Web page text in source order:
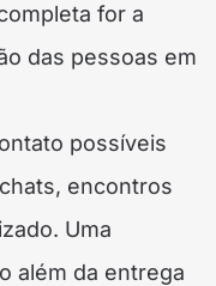
for a
das pessoas em
possíveis
encontros
Uma
além da entrega